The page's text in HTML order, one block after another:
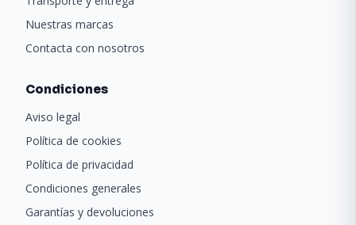
Nuestras marcas
Contacta con nosotros
Condiciones
Aviso legal
Política de cookies
Política de privacidad
Condiciones generales
Garantías y devoluciones